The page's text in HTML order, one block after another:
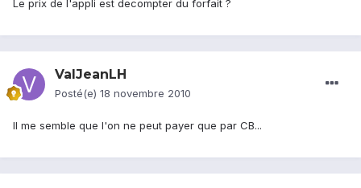
Le prix de l'appli est decompter du forfait ?
ValJeanLH
Posté(e) 18 novembre 2010
Il me semble que l'on ne peut payer que par CB...